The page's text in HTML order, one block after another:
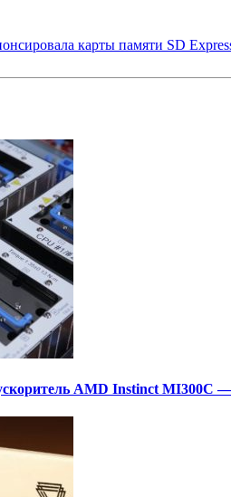
карты памяти SD
AMD Instinct MI300C